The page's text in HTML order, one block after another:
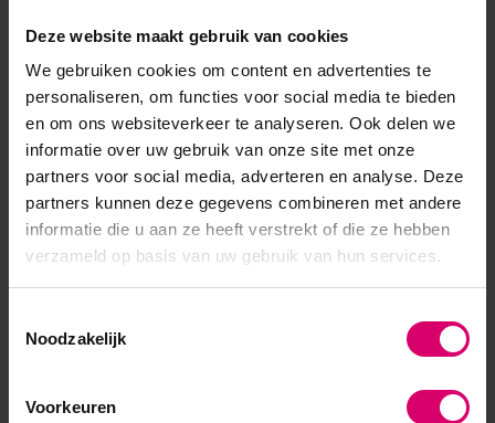
Deze website maakt gebruik van cookies
We gebruiken cookies om content en advertenties te
personaliseren, om functies voor social media te bieden
en om ons websiteverkeer te analyseren. Ook delen we
informatie over uw gebruik van onze site met onze
partners voor social media, adverteren en analyse. Deze
partners kunnen deze gegevens combineren met andere
informatie die u aan ze heeft verstrekt of die ze hebben
verzameld op basis van uw gebruik van hun services.
Noodzakelijk
Voorkeuren
Artikelnummer 19977
SKU 268670